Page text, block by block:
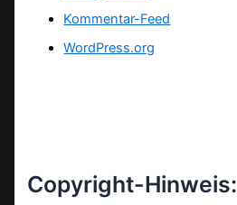
Kommentar-Feed
WordPress.org
Copyright-Hinweis: